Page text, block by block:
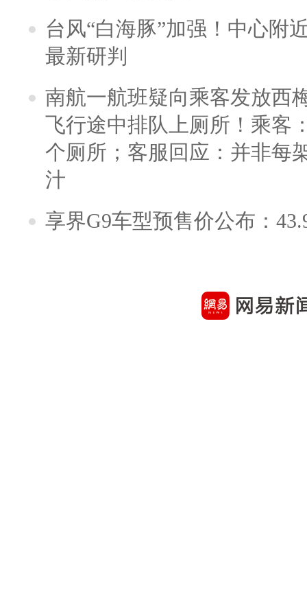
台风“白海豚”加强！中心附
最新研判
南航一航班疑向乘客发放西
飞行途中排队上厕所！乘客
个厕所；客服回应：并非每
汁
享界G9车型预售价公布：